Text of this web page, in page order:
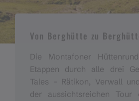
Von Berghütte zu
Die Montafoner
Etappen durch alle drei
Tales – Rätikon, Verwall
der aussichtsreichen Tour